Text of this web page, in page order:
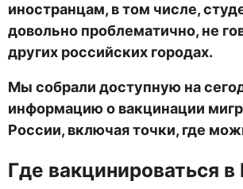
иностранцам, в том числе,
довольно проблематично, не
других российских городах.
Мы собрали доступную на
информацию о вакцинации
России, включая точки, где
Где вакцинироваться